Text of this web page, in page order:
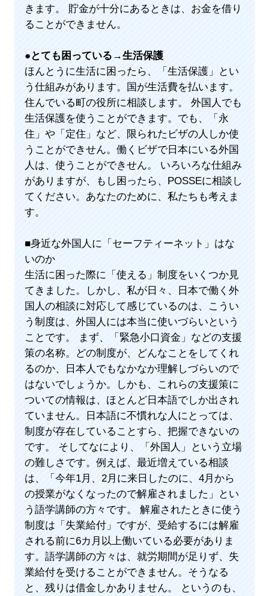
きます。 貯金が十分にあるときは、お金を借り
ることができません。
● とても困っている→生活保護
ほんとうに生活に困ったら、「生活保護」とい
う仕組みがあります。国が生活費を払います。
住んでいる町の役所に相談します。 外国人でも
生活保護を使うことができます。でも、「永
住」や「定住」など、限られたビザの人しか使
うことができせん。働くビザで日本にいる外国
人は、使うことができせん。 いろいろな仕組み
がありますが、もし困ったら、POSSEに相談し
てください。あなたのために、私たちも考えま
す。
■身近な外国人に「セーフティーネット」はな
いのか
生活に困った際に「使える」制度をいくつか見
てきました。しかし、私が日々、日本で働く外
国人の相談に対応して感じているのは、こうい
う制度は、外国人には本当に使いづらいという
ことです。 まず、「緊急小口資金」などの支援
策の名称。どの制度が、どんなことをしてくれ
るのか、日本人でもなかなか理解しづらいので
はないでしょうか。しかも、これらの支援策に
ついての情報は、ほとんど日本語でしか出され
ていません。日本語に不慣れな人にとっては、
制度が存在していることすら、把握できないの
です。 そしてなにより、「外国人」という立場
の難しさです。例えば、最近増えている相談
は、「今年1月、2月に来日したのに、4月から
の授業がなくなったので解雇されました」とい
う語学講師の方々です。 解雇されたときに使う
制度は「失業給付」ですが、受給するには解雇
される前に6カ月以上働いている必要がありま
す。語学講師の方々は、就労期間が足りず、失
業給付を受けることができません。そうなる
と、残りは借金しかありません。 というのも、